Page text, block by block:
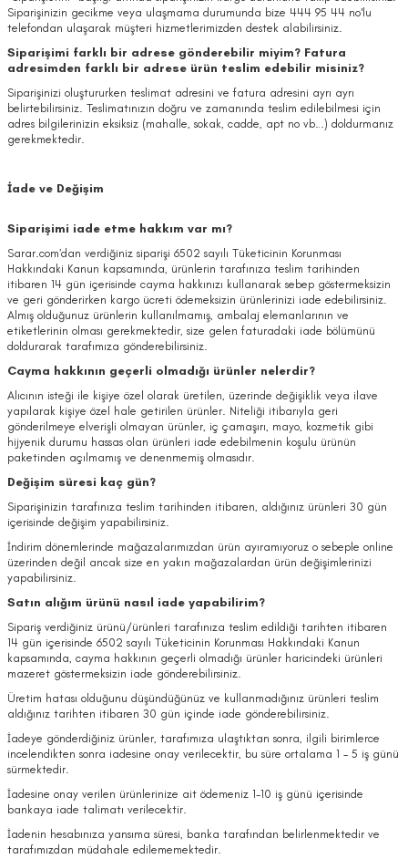
Siparişinizin gecikme veya ulaşmama durumunda bize 444 95 44 no'lu
telefondan ulaşarak müşteri hizmetlerimizden destek alabilirsiniz.
Siparişimi farklı bir adrese gönderebilir miyim? Fatura
adresimden farklı bir adrese ürün teslim edebilir misiniz?
Siparişinizi oluştururken teslimat adresini ve fatura adresini ayrı ayrı
belirtebilirsiniz. Teslimatınızın doğru ve zamanında teslim edilebilmesi için
adres bilgilerinizin eksiksiz (mahalle, sokak, cadde, apt no vb…) doldurmanız
gerekmektedir.
İade ve Değişim
Siparişimi iade etme hakkım var mı?
Sarar.com’dan verdiğiniz siparişi 6502 sayılı Tüketicinin Korunması
Hakkındaki Kanun kapsamında, ürünlerin tarafınıza teslim tarihinden
itibaren 14 gün içerisinde cayma hakkınızı kullanarak sebep göstermeksizin
ve geri gönderirken kargo ücreti ödemeksizin ürünlerinizi iade edebilirsiniz.
Almış olduğunuz ürünlerin kullanılmamış, ambalaj elemanlarının ve
etiketlerinin olması gerekmektedir, size gelen faturadaki iade bölümünü
doldurarak tarafımıza gönderebilirsiniz.
Cayma hakkının geçerli olmadığı ürünler nelerdir?
Alıcının isteği ile kişiye özel olarak üretilen, üzerinde değişiklik veya ilave
yapılarak kişiye özel hale getirilen ürünler. Niteliği itibarıyla geri
gönderilmeye elverişli olmayan ürünler, iç çamaşırı, mayo, kozmetik gibi
hijyenik durumu hassas olan ürünleri iade edebilmenin koşulu ürünün
paketinden açılmamış ve denenmemiş olmasıdır.
Değişim süresi kaç gün?
Siparişinizin tarafınıza teslim tarihinden itibaren, aldığınız ürünleri 30 gün
içerisinde değişim yapabilirsiniz.
İndirim dönemlerinde mağazalarımızdan ürün ayıramıyoruz o sebeple online
üzerinden değil ancak size en yakın mağazalardan ürün değişimlerinizi
yapabilirsiniz.
Satın alığım ürünü nasıl iade yapabilirim?
Sipariş verdiğiniz ürünü/ürünleri tarafınıza teslim edildiği tarihten itibaren
14 gün içerisinde 6502 sayılı Tüketicinin Korunması Hakkındaki Kanun
kapsamında, cayma hakkının geçerli olmadığı ürünler haricindeki ürünleri
mazeret göstermeksizin iade gönderebilirsiniz.
Üretim hatası olduğunu düşündüğünüz ve kullanmadığınız ürünleri teslim
aldığınız tarihten itibaren 30 gün içinde iade gönderebilirsiniz.
İadeye gönderdiğiniz ürünler, tarafımıza ulaştıktan sonra, ilgili birimlerce
incelendikten sonra iadesine onay verilecektir, bu süre ortalama 1 - 5 iş günü
sürmektedir.
İadesine onay verilen ürünlerinize ait ödemeniz 1-10 iş günü içerisinde
bankaya iade talimatı verilecektir.
İadenin hesabınıza yansıma süresi, banka tarafından belirlenmektedir ve
tarafımızdan müdahale edilememektedir.